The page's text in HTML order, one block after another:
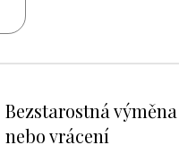
Bezstarostná výměna
nebo vrácení